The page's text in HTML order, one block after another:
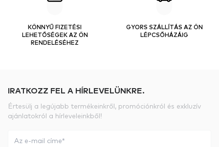
KÖNNYŰ FIZETÉSI
LEHETŐSÉGEK AZ ÖN
RENDELÉSÉHEZ
GYORS SZÁLLÍTÁS AZ ÖN
LÉPCSŐHÁZÁIG
IRATKOZZ FEL A HÍRLEVELÜNKRE.
Értesülj a legújabb termékeinkről, promóciónkról és exkluzív
ajánlatokról a hírleveleinkből!